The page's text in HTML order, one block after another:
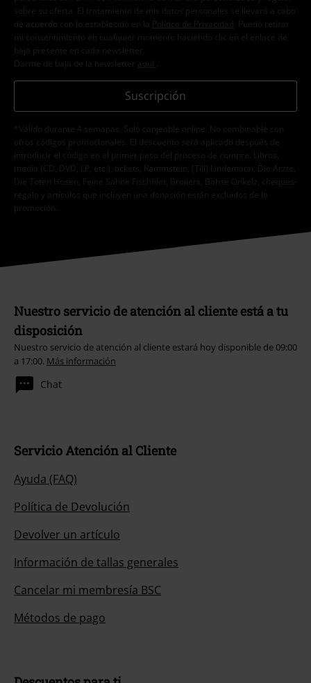
sobre su oferta. El tratamiento de mis datos personales se llevará a cabo
de acuerdo con lo establecido en la
Política de Privacidad . Puedo retirar
mi consentimiento en cualquier momento haciendo clic en el enlace de
baja presente en cada newsletter.
Darme de baja de la newsletter
aquí
Suscripción
*Válido durante 4 semanas. Solo canjeable online. No combinable con
otros códigos promocionales. El descuento será aplicado después de
introducir el código en el primer paso del proceso de compra. Libros,
media (CD, DVD, LP, etc.), tickets, Rammstein, (Till) Lindemann, Die Ärzte,
Die Toten Hosen, Feine Sahne Fischfilet, Broilers, Böhse Onkelz, cheques-
regalo y artículos que incluyen una donación están excluidos de la
promoción.
Nuestro servicio de atención al cliente está a tu
disposición
Nuestro servicio de atención al cliente estará hoy disponible de 09:00
a 17:00. Más información
Chat
Servicio Atención al Cliente
Ayuda (FAQ)
Política de Devolución
Devolver un artículo
Información de tallas generales
Cancelar mi membresía BSC
Métodos de pago